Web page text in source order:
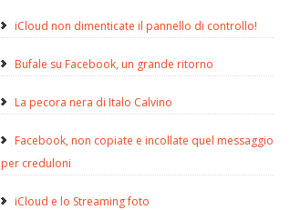
iCloud non dimenticate il pannello di controllo!
Bufale su Facebook, un grande ritorno
La pecora nera di Italo Calvino
Facebook, non copiate e incollate quel messaggio
per creduloni
iCloud e lo Streaming foto